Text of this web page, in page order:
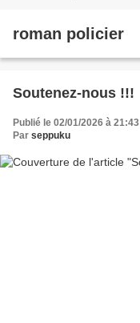
roman policier
Soutenez-nous !!!
Publié le 02/01/2026 à 21:43
Par seppuku